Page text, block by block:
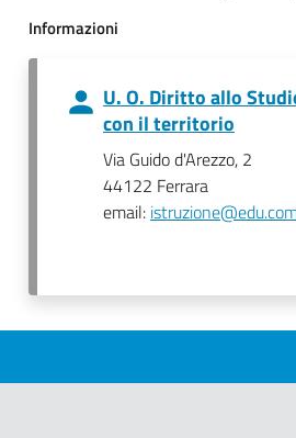
Informazioni
U. O. Diritto allo
con il territorio
Via Guido d'Arezzo, 2
44122 Ferrara
email: